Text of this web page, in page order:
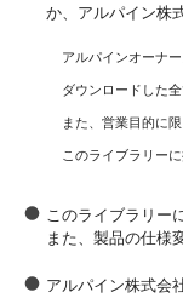
か、アルパイン株
アルパインオーナ
ダウンロードした
また、営業目的に
このライブラリー
このライブラリー
また、製品の仕様
アルパイン株式会